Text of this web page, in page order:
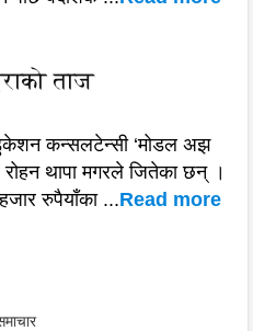
ताज
कन्सलटेन्सी ‘मोडल अझ
रोहन थापा मगरले जितेका छन् ।
रुपैयाँका ...Read more